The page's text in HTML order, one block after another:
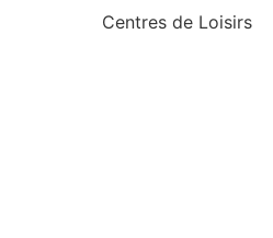
Centres de Loisirs